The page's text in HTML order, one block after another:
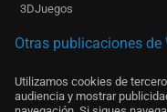
3DJuegos
Otras publicaciones de
Utilizamos cookies de
audiencia y mostrar